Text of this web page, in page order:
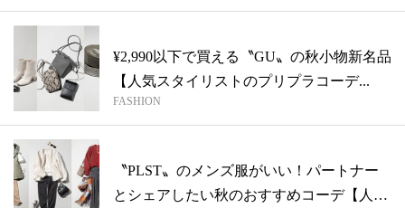
¥2,990以下で買える〝GU〟の秋小物新名品
【人気スタイリストのプリプラコーデ...
FASHION
〝PLST〟のメンズ服がいい！パートナー
とシェアしたい秋のおすすめコーデ【人気